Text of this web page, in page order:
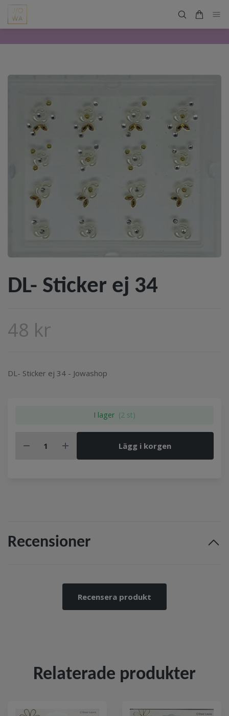
DL- Sticker ej 34
48 kr
DL- Sticker ej 34 - Jowashop
I lager (2 st)
Lägg i korgen
Recensioner
Recensera produkt
Relaterade produkter